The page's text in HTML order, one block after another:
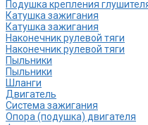
Подушка крепления
Катушка зажигания
Катушка зажигания
Наконечник рулевой тяги
Наконечник рулевой тяги
Пыльники
Пыльники
Шланги
Двигатель
Система зажигания
Опора (подушка) двигателя